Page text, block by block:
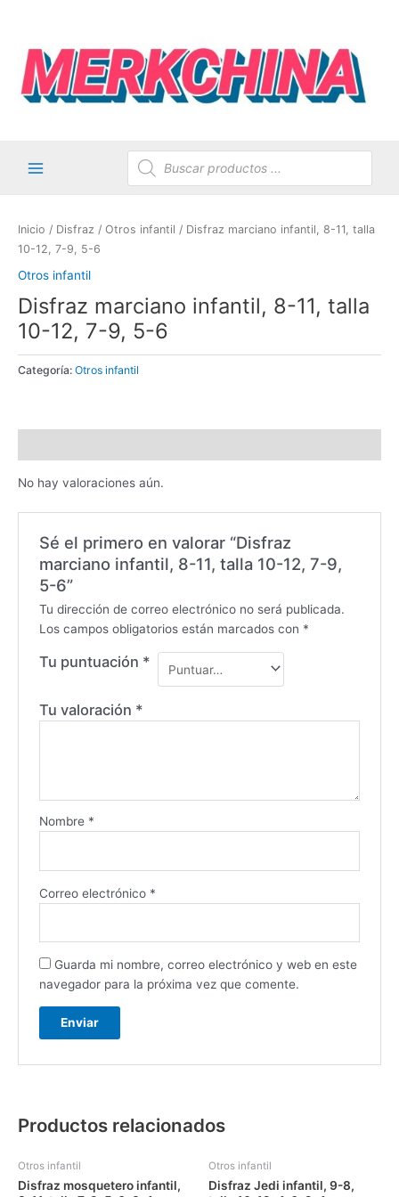
contenido
Búsqueda
de
productos
Inicio / Disfraz / Otros infantil / Disfraz marciano infantil, 8-11, talla
10-12, 7-9, 5-6
Otros infantil
Disfraz marciano infantil, 8-11, talla
10-12, 7-9, 5-6
Categoría: Otros infantil
No hay valoraciones aún.
Sé el primero en valorar “Disfraz
marciano infantil, 8-11, talla 10-12, 7-9,
5-6”
Tu dirección de correo electrónico no será publicada.
Los campos obligatorios están marcados con *
Tu puntuación *
Tu valoración *
Nombre *
Correo electrónico *
Guarda mi nombre, correo electrónico y web en este
navegador para la próxima vez que comente.
Productos relacionados
Otros infantil
Disfraz mosquetero infantil,
Otros infantil
Disfraz Jedi infantil, 9-8,